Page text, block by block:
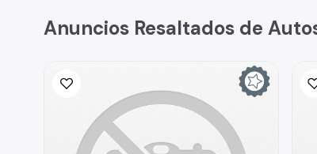
Anuncios Resaltados de